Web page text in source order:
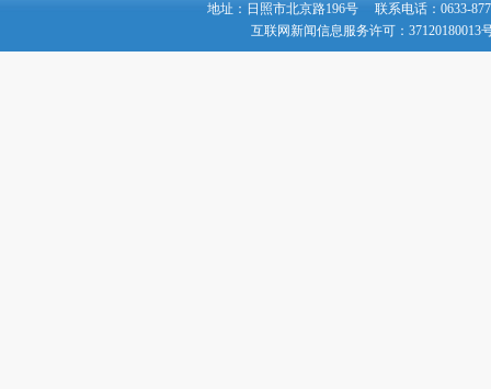
地址：日照市北京路196号 联系电话：0633-
互联网新闻信息服务许可：